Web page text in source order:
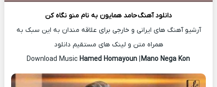
دانلود آهنگحامد همایون به نام منو نگاه کن
آرشیو آهنگ های ایرانی و خارجی برای علاقه مندان به این سبک به
همراه متن و لینک های مستقیم دانلود
Hamed Homayoun |Mano Nega Kon